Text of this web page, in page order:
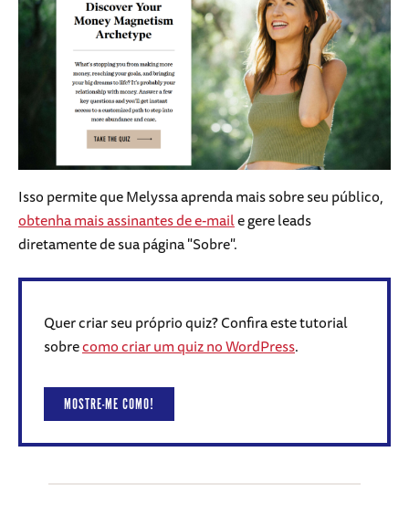
Isso permite que Melyssa aprenda mais sobre seu público,
obtenha mais assinantes de e-maile gere leads
diretamente de sua página "Sobre".
Quer criar seu próprio quiz? Confira este tutorial
sobrecomo criar um quiz no WordPress.
MOSTRE-ME COMO!